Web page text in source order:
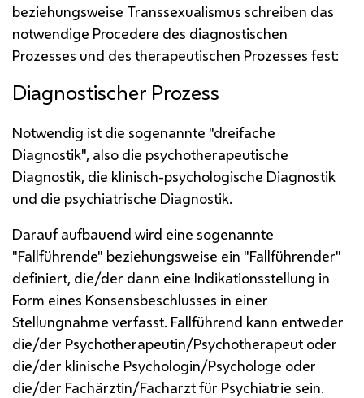
beziehungsweise Transsexualismus schreiben das
notwendige Procedere des diagnostischen
Prozesses und des therapeutischen Prozesses fest:
Diagnostischer Prozess
Notwendig ist die sogenannte "dreifache
Diagnostik", also die psychotherapeutische
Diagnostik, die klinisch-psychologische Diagnostik
und die psychiatrische Diagnostik.
Darauf aufbauend wird eine sogenannte
"Fallführende" beziehungsweise ein "Fallführender"
definiert, die/der dann eine Indikationsstellung in
Form eines Konsensbeschlusses in einer
Stellungnahme verfasst. Fallführend kann entweder
die/der Psychotherapeutin/Psychotherapeut oder
die/der klinische Psychologin/Psychologe oder
die/der Fachärztin/Facharzt für Psychiatrie sein.